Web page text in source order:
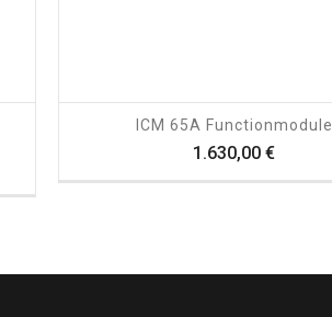
ICM 65A Functionmodule
1.630,00 €Prezzo